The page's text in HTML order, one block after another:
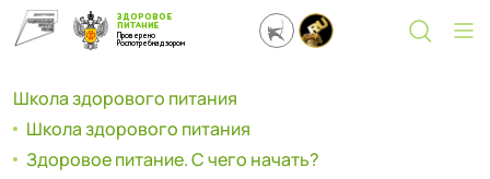
ЗДОРОВОЕ
ПИТАНИЕ
Проверено
Роспотребнадзором
Школа здорового питания
Школа здорового питания
Здоровое питание. С чего начать?